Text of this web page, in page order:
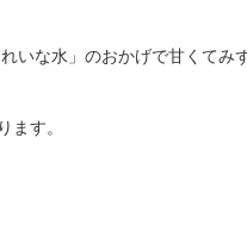
な水」のおかげで甘くてみ
ます。